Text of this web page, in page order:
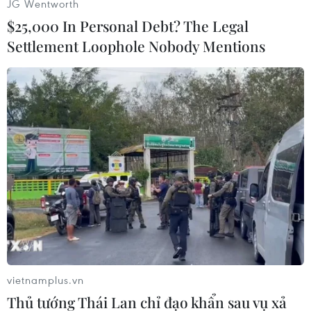
thể thay thế các đợt tăng lãi suất tiếp theo mà
Fed cần thực hiện.
Nhưng bà Yellen cũng cho biết bà chưa thấy có
điều gì "đủ kịch tính hoặc đủ quan trọng" trong
lĩnh vực ngân hàng để thay đổi dự báo triển
vọng kinh tế.
Bà nói: “Vì vậy, tôi nghĩ triển vọng vẫn là tăng
trưởng vừa phải và thị trường lao động tiếp tục
vững mạnh với lạm phát giảm.”
[Quan chức Fed khuyến nghị thúc đẩy chính
sách tiền tệ thắt chặt]
Bà Yellen không phải là quan chức tài chính
duy nhất dự đoán về sự thắt chặt tín dụng ngân
JG Wentworth
$25,000 In Personal Debt? The Legal
Settlement Loophole Nobody Mentions
vietnamplus.vn
Thủ tướng Thái Lan chỉ đạo khẩn sau vụ xả